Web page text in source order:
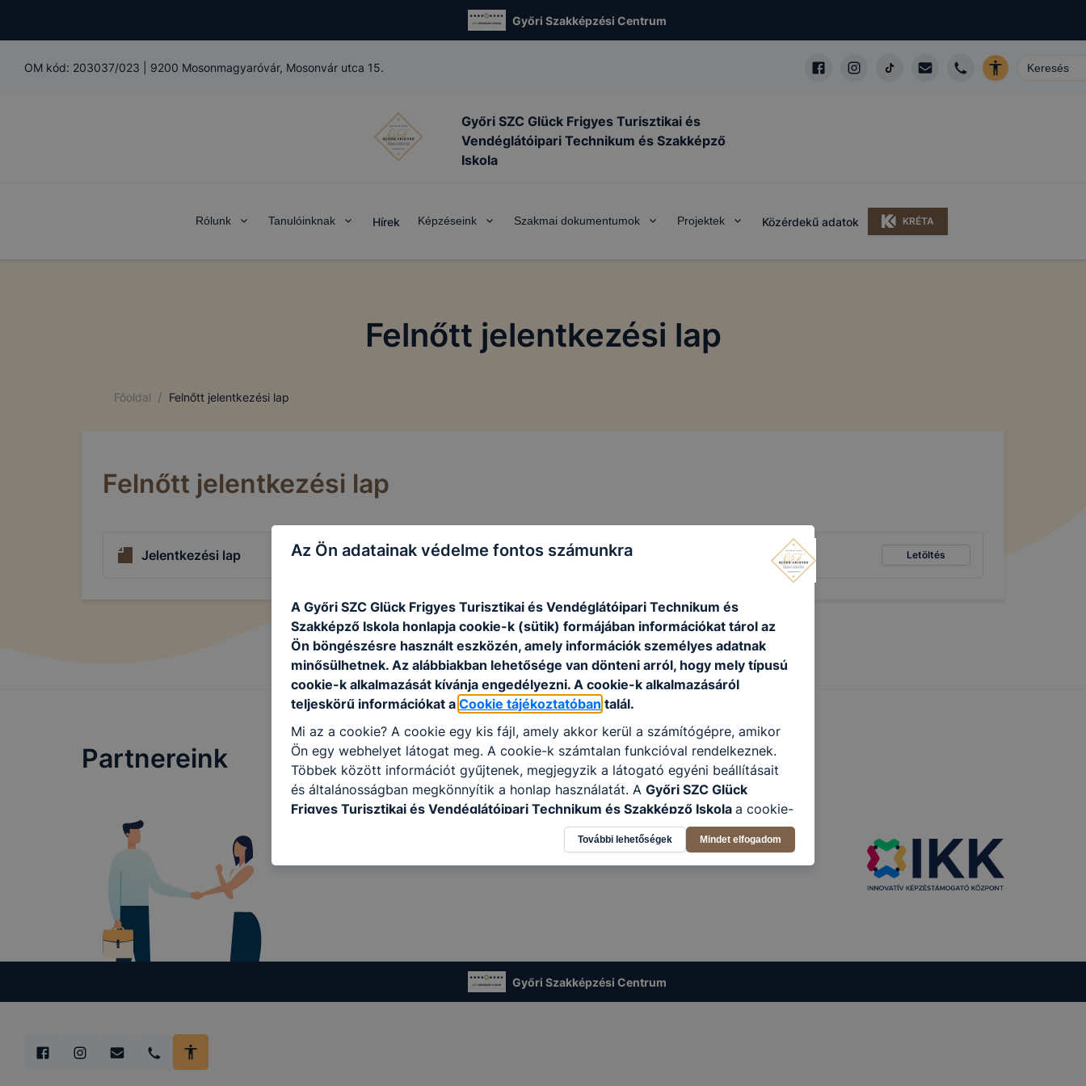
Győri Szakképzési Centrum
OM kód: 203037/023 9200 Mosonmagyaróvár, Mosonvár utca 15.
Győri SZC Glück Frigyes Turisztikai és
Vendéglátóipari Technikum és Szakképző
Iskola
Rólunk Tanulóinknak Hírek Képzéseink Szakmai dokumentumok Projektek Közérdekű adatok KRÉTA
Felnőtt jelentkezési lap
Főoldal / Felnőtt jelentkezési lap
Felnőtt jelentkezési lap
Jelentkezési lap Letöltés
Partnereink
Győri Szakképzési Centrum
Az Ön adatainak védelme fontos számunkra
A Győri SZC Glück Frigyes Turisztikai és Vendéglátóipari Technikum és
Szakképző Iskola honlapja cookie-k (sütik) formájában információkat tárol az
Ön böngészésre használt eszközén, amely információk személyes adatnak
minősülhetnek. Az alábbiakban lehetősége van dönteni arról, hogy mely típusú
cookie-k alkalmazását kívánja engedélyezni. A cookie-k alkalmazásáról
teljeskörű információkat a Cookie tájékoztatóban talál.
Mi az a cookie? A cookie egy kis fájl, amely akkor kerül a számítógépre, amikor
Ön egy webhelyet látogat meg. A cookie-k számtalan funkcióval rendelkeznek.
Többek között információt gyűjtenek, megjegyzik a látogató egyéni beállításait
és általánosságban megkönnyítik a honlap használatát. A Győri SZC Glück
Frigyes Turisztikai és Vendéglátóipari Technikum és Szakképző Iskola a cookie-
kat a következő célokból használja: információ gyűjtése azzal kapcsolatban,
hogyan használja Ön a honlapot -annak felmérésével, hogy a honlap melyik
részeit látogatja, vagy használja leginkább, így megtudhatjuk, hogyan
a cookie-kat, de ezek általában megváltoztathatók. Felhívjuk figyelmét, hogy
mivel a cookie-k célja honlapunk használhatóságának és folyamatainak
megkönnyítése vagy lehetővé tétele, a cookie-k alkalmazásának
További lehetőségek Mindet elfogadom